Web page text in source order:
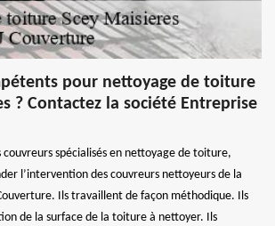
pour nettoyage de toiture
? Contactez la société Entreprise
couvreurs spécialisés en nettoyage de toiture,
l’intervention des couvreurs nettoyeurs de la
Ils travaillent de façon méthodique. Ils
de la surface de la toiture à nettoyer. Ils